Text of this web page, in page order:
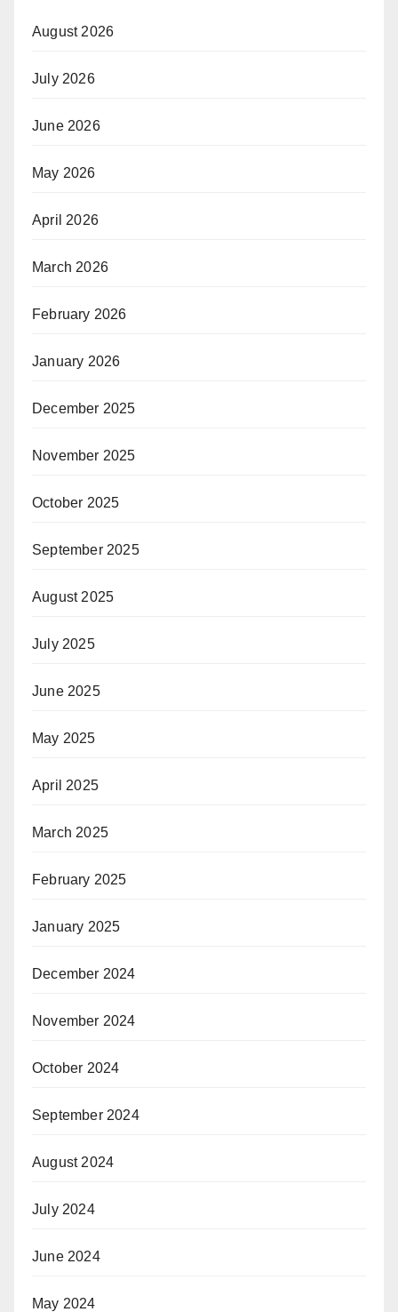
August 2026
July 2026
June 2026
May 2026
April 2026
March 2026
February 2026
January 2026
December 2025
November 2025
October 2025
September 2025
August 2025
July 2025
June 2025
May 2025
April 2025
March 2025
February 2025
January 2025
December 2024
November 2024
October 2024
September 2024
August 2024
July 2024
June 2024
May 2024